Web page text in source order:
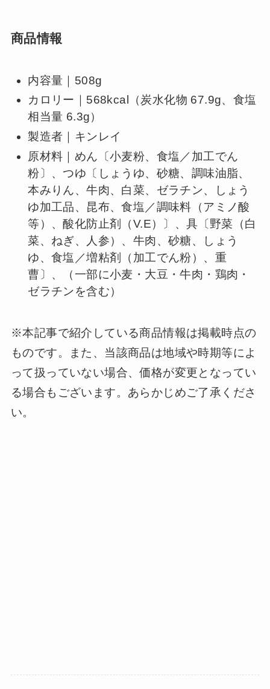
商品情報
内容量｜508g
カロリー｜568kcal（炭水化物 67.9g、食塩
相当量 6.3g）
製造者｜キンレイ
原材料｜めん〔小麦粉、食塩／加工でん
粉〕、つゆ〔しょうゆ、砂糖、調味油脂、
本みりん、牛肉、白菜、ゼラチン、しょう
ゆ加工品、昆布、食塩／調味料（アミノ酸
等）、酸化防止剤（V.E）〕、具〔野菜（白
菜、ねぎ、人参）、牛肉、砂糖、しょう
ゆ、食塩／増粘剤（加工でん粉）、重
曹〕、（一部に小麦・大豆・牛肉・鶏肉・
ゼラチンを含む）
※本記事で紹介している商品情報は掲載時点の
ものです。また、当該商品は地域や時期等によ
って扱っていない場合、価格が変更となってい
る場合もございます。あらかじめご了承くださ
い。